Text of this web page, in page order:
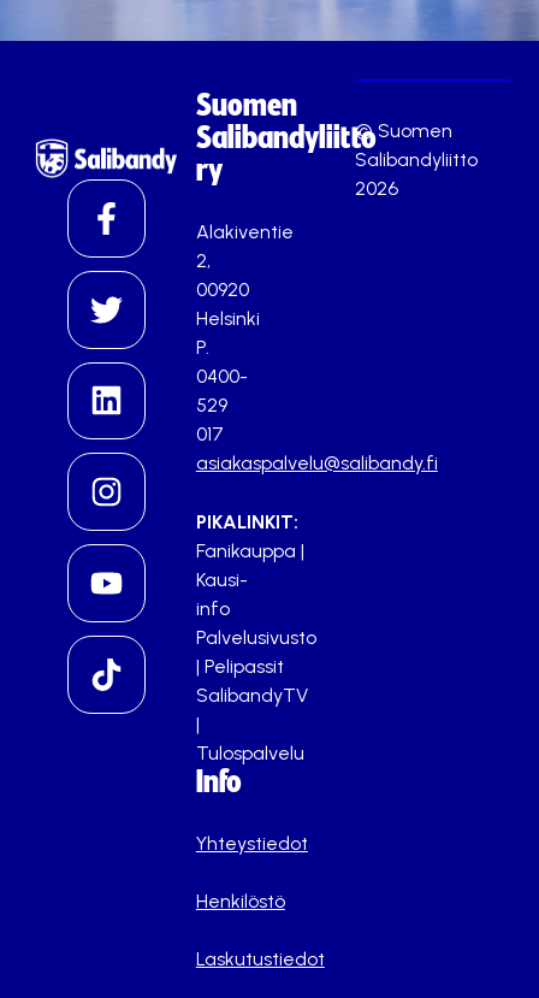
Suomen
Salibandyliitto
ry
Alakiventie
2,
00920
Helsinki
P.
0400-
529
017
asiakaspalvelu@salibandy.fi
PIKALINKIT:
Fanikauppa |
Kausi-
info
Palvelusivusto
| Pelipassit
SalibandyTV
|
Tulospalvelu
Info
Yhteystiedot
Henkilöstö
Laskutustiedot
© Suomen
Salibandyliitto
2026